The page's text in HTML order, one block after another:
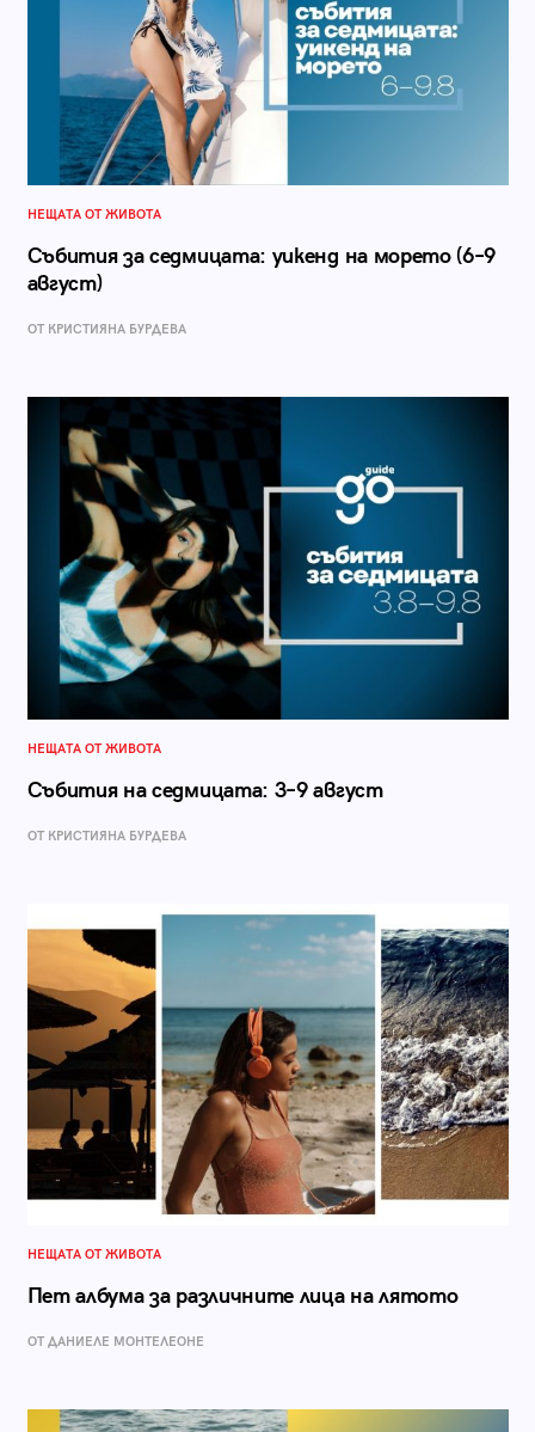
НЕЩАТА ОТ ЖИВОТА
Събития за седмицата: уикенд на морето (6–9
август)
ОТ КРИСТИЯНА БУРДЕВА
НЕЩАТА ОТ ЖИВОТА
Събития на седмицата: 3–9 август
ОТ КРИСТИЯНА БУРДЕВА
НЕЩАТА ОТ ЖИВОТА
Пет албума за различните лица на лятото
ОТ ДАНИЕЛЕ МОНТЕЛЕОНЕ